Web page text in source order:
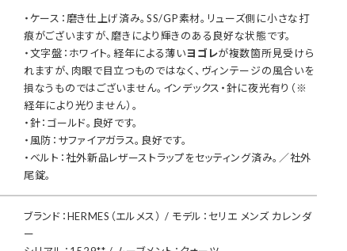
・ケース：磨き仕上げ済み。SS/GP素材。リューズ側に小さな打
痕がございますが、磨きにより輝きのある良好な状態です。
・文字盤：ホワイト。経年による薄いヨゴレが複数箇所見受けら
れますが、肉眼で目立つものではなく、ヴィンテージの風合いを
損なうものではございません。インデックス・針に夜光有り（※
経年により光りません）。
・針：ゴールド。良好です。
・風防：サファイアガラス。良好です。
・ベルト：社外新品レザーストラップをセッティング済み。／社外
尾錠。
ブランド：HERMES（エルメス） / モデル：セリエ メンズ カレンダ
ー